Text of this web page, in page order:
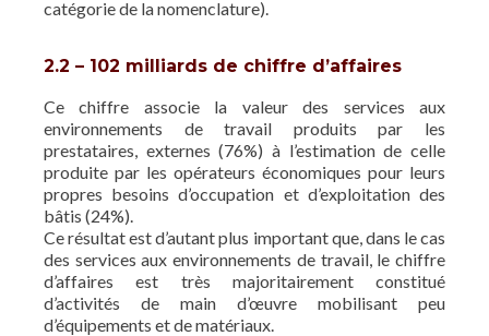
catégorie de la nomenclature).
2.2 – 102 milliards de chiffre d’affaires
Ce chiffre associe la valeur des services aux
environnements de travail produits par les
prestataires, externes (76%) à l’estimation de celle
produite par les opérateurs économiques pour leurs
propres besoins d’occupation et d’exploitation des
bâtis (24%).
Ce résultat est d’autant plus important que, dans le cas
des services aux environnements de travail, le chiffre
d’affaires est très majoritairement constitué
d’activités de main d’œuvre mobilisant peu
d’équipements et de matériaux.